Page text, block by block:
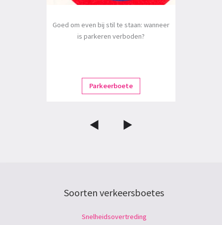
Goed om even bij stil te staan: wanneer
is parkeren verboden?
Parkeerboete
Soorten verkeersboetes
Snelheidsovertreding